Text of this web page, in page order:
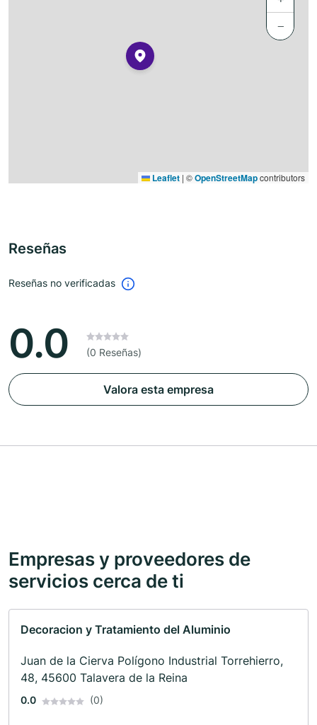
−
Leaflet | ©OpenStreetMapcontributors
Reseñas
Reseñas no verificadas
0.0 (0 Reseñas)
Valora esta empresa
Empresas y proveedores de
servicios cerca de ti
Decoracion y Tratamiento del Aluminio
Juan de la Cierva Polígono Industrial Torrehierro,
48, 45600 Talavera de la Reina
0.0 (0)